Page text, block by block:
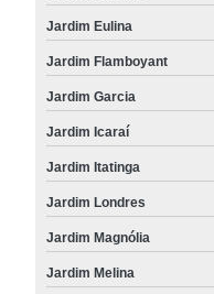
Jardim Eulina
Jardim Flamboyant
Jardim Garcia
Jardim Icaraí
Jardim Itatinga
Jardim Londres
Jardim Magnólia
Jardim Melina